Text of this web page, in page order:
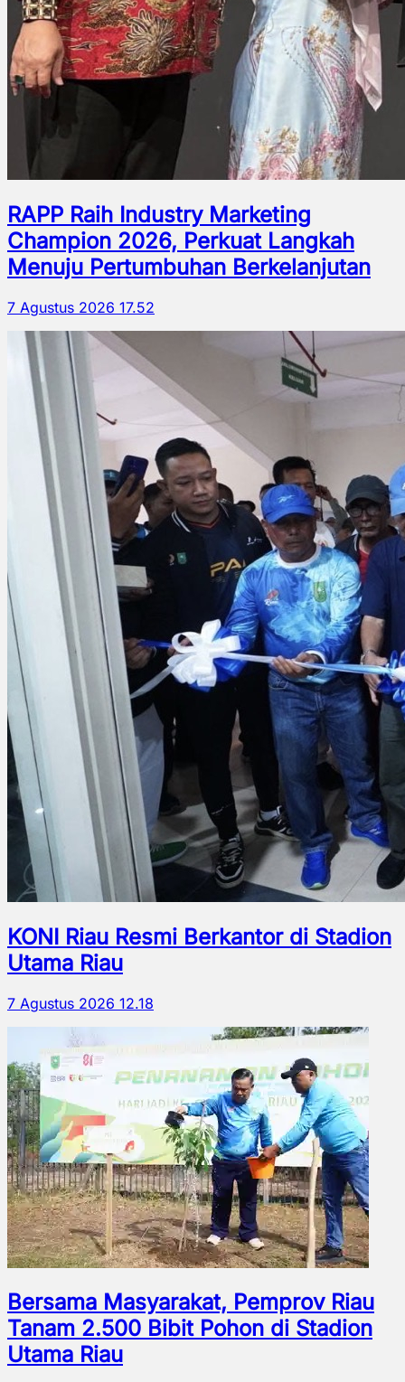
RAPP Raih Industry Marketing
Champion 2026, Perkuat Langkah
Menuju Pertumbuhan Berkelanjutan
7 Agustus 2026 17.52
KONI Riau Resmi Berkantor di Stadion
Utama Riau
7 Agustus 2026 12.18
Bersama Masyarakat, Pemprov Riau
Tanam 2.500 Bibit Pohon di Stadion
Utama Riau